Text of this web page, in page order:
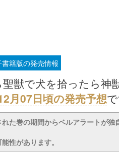
書籍版の発売情報
獣で犬を拾ったら神
月07日頃の発売予想
た巻の期間からベルアラートが
性があります。